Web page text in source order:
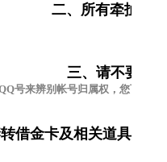
二、所有牵扯线
三、请不要将
号来辨别帐号归属权，您可以
借金卡及相关道具，